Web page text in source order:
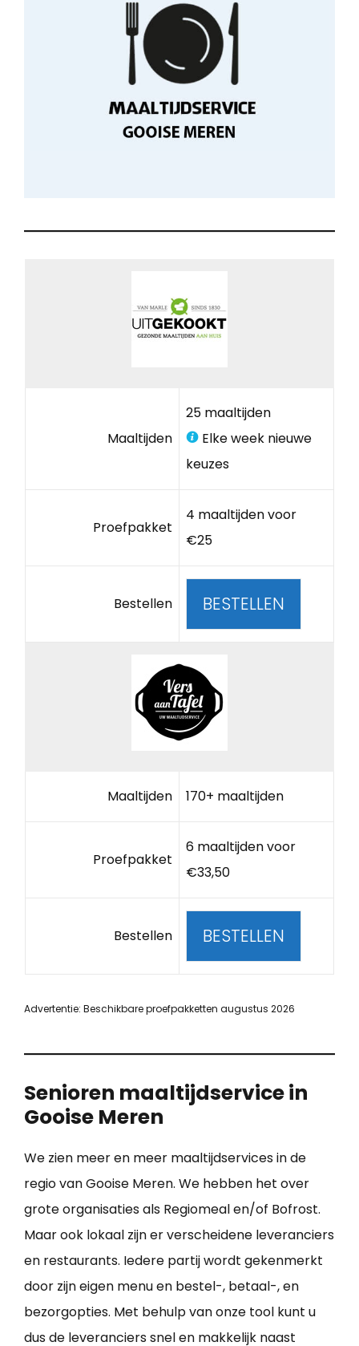
Maaltijden
25 maaltijden
Elke week nieuwe
keuzes
Proefpakket
4 maaltijden voor
€25
Bestellen BESTELLEN
Maaltijden 170+ maaltijden
Proefpakket
6 maaltijden voor
€33,50
Bestellen BESTELLEN
Advertentie: Beschikbare proefpakketten augustus 2026
Senioren maaltijdservice in
Gooise Meren
We zien meer en meer maaltijdservices in de
regio van Gooise Meren. We hebben het over
grote organisaties als Regiomeal en/of Bofrost.
Maar ook lokaal zijn er verscheidene leveranciers
en restaurants. Iedere partij wordt gekenmerkt
door zijn eigen menu en bestel-, betaal-, en
bezorgopties. Met behulp van onze tool kunt u
dus de leveranciers snel en makkelijk naast